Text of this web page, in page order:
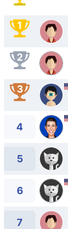
1
2
3
4
5
6
7